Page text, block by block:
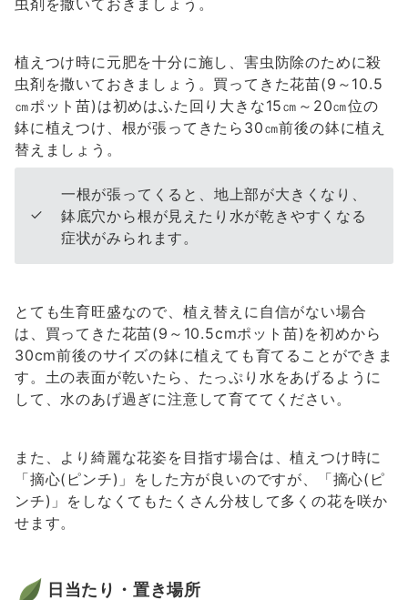
植えつけ時に元肥を十分に施し、害虫防除のために殺
虫剤を撒いておきましょう。買ってきた花苗(9～10.5
㎝ポット苗)は初めはふた回り大きな15㎝～20㎝位の
鉢に植えつけ、根が張ってきたら30㎝前後の鉢に植え
替えましょう。
一根が張ってくると、地上部が大きくなり、
鉢底穴から根が見えたり水が乾きやすくなる
症状がみられます。
とても生育旺盛なので、植え替えに自信がない場合
は、買ってきた花苗(9～10.5cmポット苗)を初めから
30cm前後のサイズの鉢に植えても育てることができま
す。土の表面が乾いたら、たっぷり水をあげるように
して、水のあげ過ぎに注意して育ててください。
また、より綺麗な花姿を目指す場合は、植えつけ時に
「摘心(ピンチ)」をした方が良いのですが、「摘心(ピ
ンチ)」をしなくてもたくさん分枝して多くの花を咲か
せます。
日当たり・置き場所